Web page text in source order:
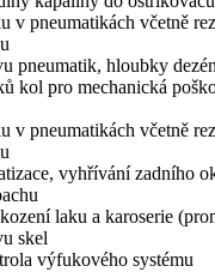
v pneumatikách včetně
pneumatik, hloubky
kol pro mechanická
v pneumatikách včetně
vyhřívání zadního
laku a karoserie
skel
výfukového systému